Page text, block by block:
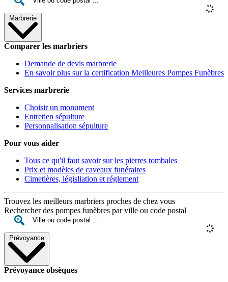
Marbrerie
Comparer les marbriers
Demande de devis marbrerie
En savoir plus sur la certification Meilleures Pompes Funèbres
Services marbrerie
Choisir un monument
Entretien sépulture
Personnalisation sépulture
Pour vous aider
Tous ce qu'il faut savoir sur les pierres tombales
Prix et modèles de caveaux funéraires
Cimetières, législiation et réglement
Trouvez les meilleurs marbriers proches de chez vous
Rechercher des pompes funèbres par ville ou code postal
Prévoyance
Prévoyance obsèques